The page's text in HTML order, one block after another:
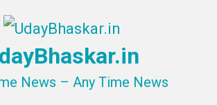
News – Any Time News